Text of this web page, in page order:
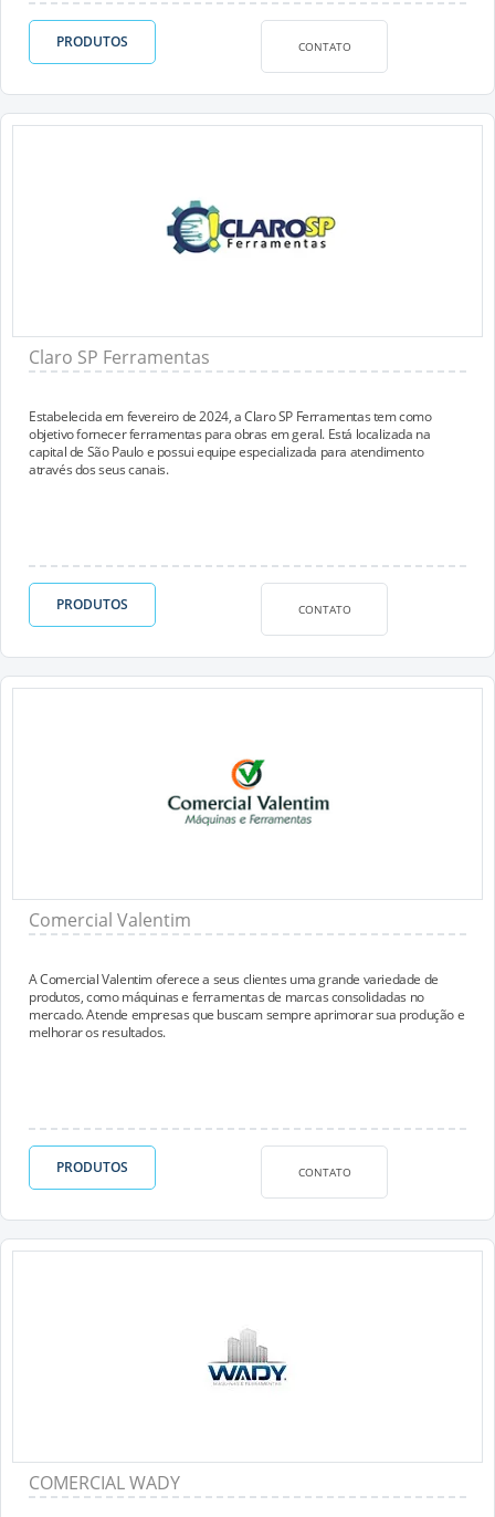
PRODUTOS CONTATO
Claro SP Ferramentas
Estabelecida em fevereiro de 2024, a Claro SP Ferramentas tem como
objetivo fornecer ferramentas para obras em geral. Está localizada na
capital de São Paulo e possui equipe especializada para atendimento
através dos seus canais.
PRODUTOS CONTATO
Comercial Valentim
A Comercial Valentim oferece a seus clientes uma grande variedade de
produtos, como máquinas e ferramentas de marcas consolidadas no
mercado. Atende empresas que buscam sempre aprimorar sua produção e
melhorar os resultados.
PRODUTOS CONTATO
COMERCIAL WADY